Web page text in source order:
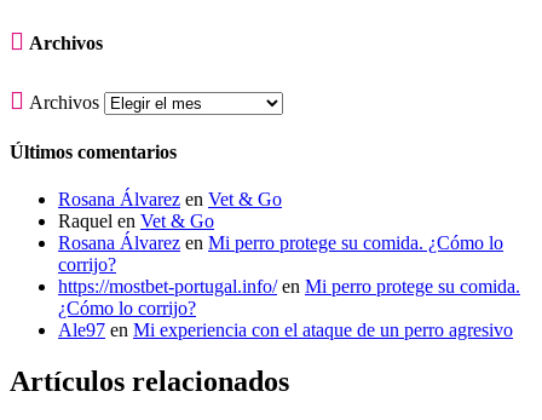
 Archivos
 Archivos
Últimos comentarios
Rosana Álvarez en Vet & Go
Raquel en Vet & Go
Rosana Álvarez en Mi perro protege su comida. ¿Cómo lo
corrijo?
https://mostbet-portugal.info/en Mi perro protege su comida.
¿Cómo lo corrijo?
Ale97 en Mi experiencia con el ataque de un perro agresivo
Artículos relacionados